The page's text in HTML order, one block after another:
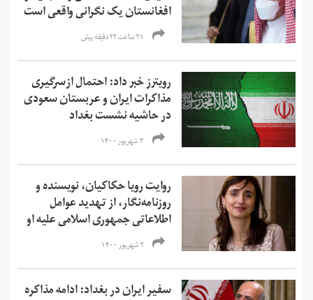
افغانستان یک نگرانی واقعی است
۲۱ ساعت ۲۲ دقیقه پیش
رویترز خبر داد: احتمال ازسرگیری
مذاکرات ایران و عربستان سعودی
در حاشیه نشست بغداد
۳ شهریور ۱۴۰۰
روایت رویا حکاکیان، نویسنده و
روزنامه‌نگار، از تهدید عوامل
اطلاعاتی جمهوری اسلامی علیه او
۲ شهریور ۱۴۰۰
سفیر ایران در بغداد: ادامه مذاکره